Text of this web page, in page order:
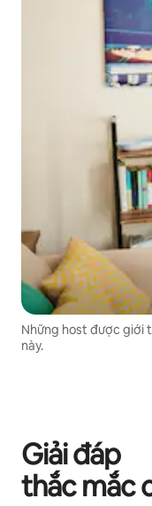
Những host được giới
này.
Giải đáp
thắc mắc